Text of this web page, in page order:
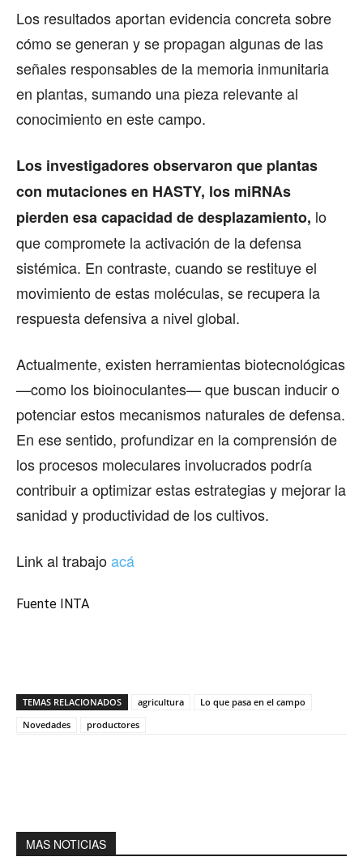
Los resultados aportan evidencia concreta sobre
cómo se generan y se propagan algunas de las
señales responsables de la memoria inmunitaria
en plantas, sumando una pieza relevante al
conocimiento en este campo.
Los investigadores observaron que plantas
con mutaciones en HASTY, los miRNAs
pierden esa capacidad de desplazamiento, lo
que compromete la activación de la defensa
sistémica. En contraste, cuando se restituye el
movimiento de estas moléculas, se recupera la
respuesta defensiva a nivel global.
Actualmente, existen herramientas biotecnológicas
—como los bioinoculantes— que buscan inducir o
potenciar estos mecanismos naturales de defensa.
En ese sentido, profundizar en la comprensión de
los procesos moleculares involucrados podría
contribuir a optimizar estas estrategias y mejorar la
sanidad y productividad de los cultivos.
Link al trabajoacá
Fuente INTA
TEMAS RELACIONADOS agricultura
Lo que pasa en el campo
Novedades
productores
MAS NOTICIAS